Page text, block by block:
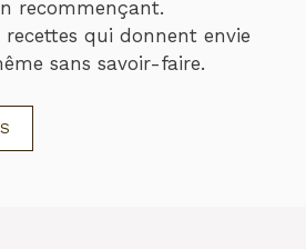
recommençant.
recettes qui donnent envie
sans savoir-faire.